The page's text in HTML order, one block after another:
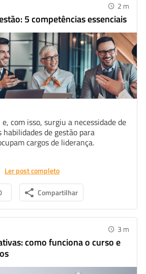
2 m
5 competências essenciais
com isso, surgiu a necessidade de
de gestão para
cargos de liderança.
Ler post completo
Compartilhar
3 m
como funciona o curso e